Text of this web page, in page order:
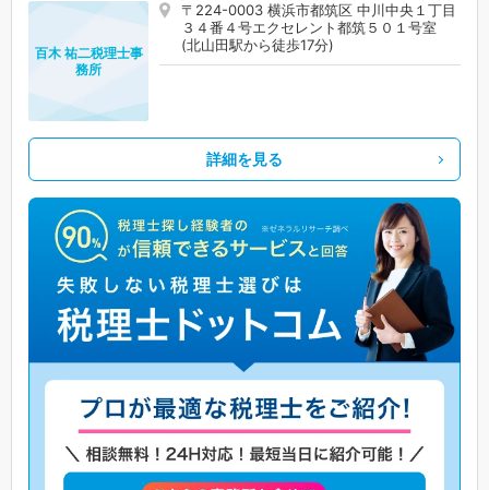
〒224-0003 横浜市都筑区 中川中央１丁目
３４番４号エクセレント都筑５０１号室
(北山田駅から徒歩17分)
百木 祐二税理士事
務所
詳細を見る